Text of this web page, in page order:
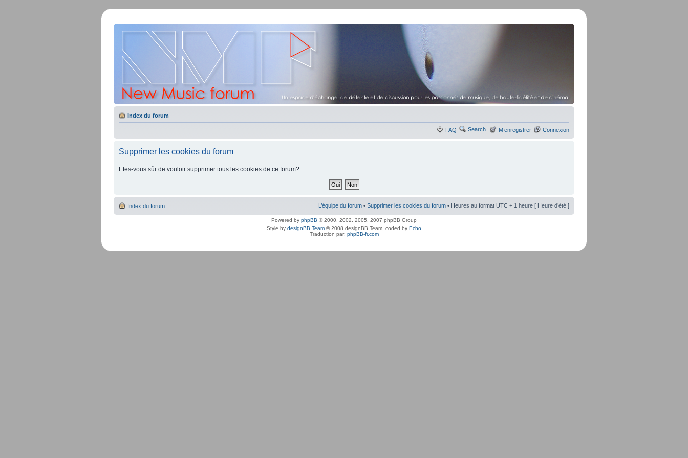
Index du forum
FAQ Search M’enregistrer Connexion
Supprimer les cookies du forum
Etes-vous sûr de vouloir supprimer tous les cookies de ce forum?
Index du forum L’équipe du forum • Supprimer les cookies du forum • Heures au format UTC + 1 heure [ Heure d’été ]
Powered by phpBB © 2000, 2002, 2005, 2007 phpBB Group
Style by designBB Team © 2008 designBB Team, coded by Echo
Traduction par: phpBB-fr.com